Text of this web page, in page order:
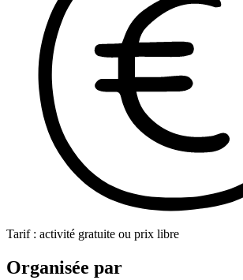
Tarif : activité gratuite ou prix libre
Organisée par